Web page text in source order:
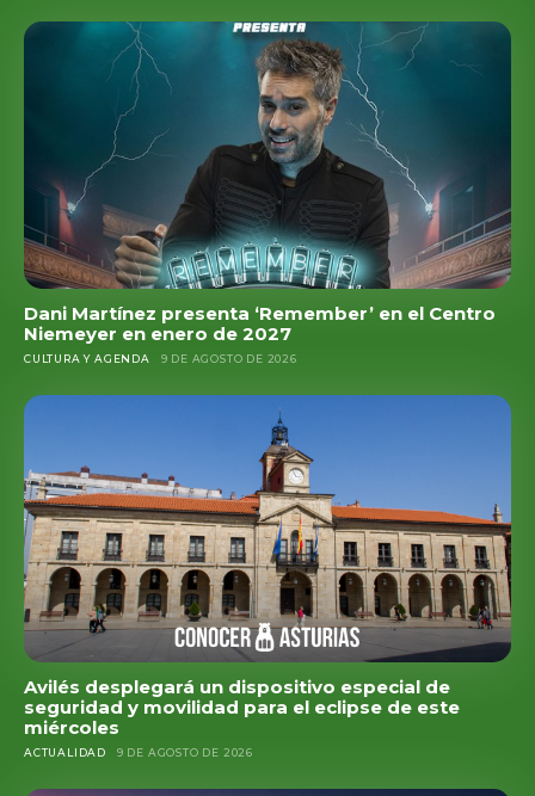
Dani Martínez presenta ‘Remember’ en el Centro
Niemeyer en enero de 2027
CULTURA Y AGENDA 9 DE AGOSTO DE 2026
Avilés desplegará un dispositivo especial de
seguridad y movilidad para el eclipse de este
miércoles
ACTUALIDAD 9 DE AGOSTO DE 2026